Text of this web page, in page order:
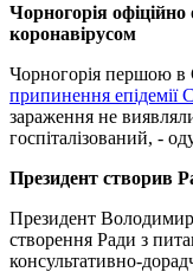
Чорногорія
коронавірусом
Чорногорія першою в
припинення епідемії
зараження не
госпіталізований, -
Президент створив
Президент Володимир
створення Ради з
консультативно-